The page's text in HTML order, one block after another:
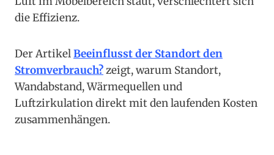
die Effizienz.
Der ArtikelBeeinflusst der Standort den
Stromverbrauch?zeigt, warum Standort,
Wandabstand, Wärmequellen und
Luftzirkulation direkt mit den laufenden Kosten
zusammenhängen.